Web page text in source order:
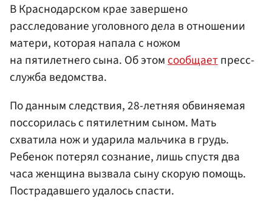
В Краснодарском крае завершено
расследование уголовного дела в отношении
матери, которая напала с ножом
на пятилетнего сына. Об этомсообщаетпресс-
служба ведомства.
По данным следствия, 28-летняя обвиняемая
поссорилась с пятилетним сыном. Мать
схватила нож и ударила мальчика в грудь.
Ребенок потерял сознание, лишь спустя два
часа женщина вызвала сыну скорую помощь.
Пострадавшего удалось спасти.